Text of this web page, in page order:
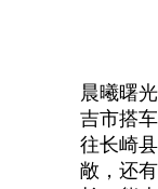
晨曦曙
吉市搭
往长崎
敞，还